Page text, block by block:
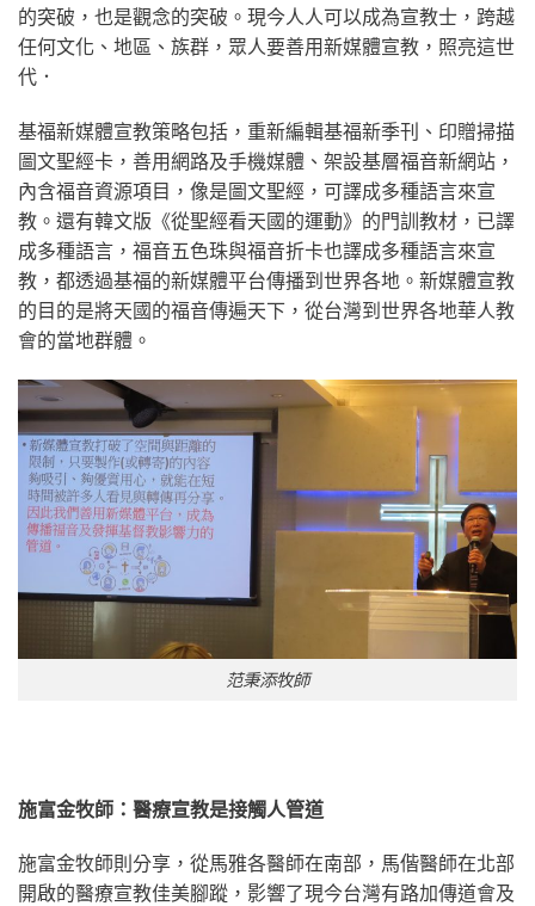
的突破，也是觀念的突破。現今人人可以成為宣教士，跨越
任何文化、地區、族群，眾人要善用新媒體宣教，照亮這世
代．
基福新媒體宣教策略包括，重新編輯基福新季刊、印贈掃描
圖文聖經卡，善用網路及手機媒體、架設基層福音新網站，
內含福音資源項目，像是圖文聖經，可譯成多種語言來宣
教。還有韓文版《從聖經看天國的運動》的門訓教材，已譯
成多種語言，福音五色珠與福音折卡也譯成多種語言來宣
教，都透過基福的新媒體平台傳播到世界各地。新媒體宣教
的目的是將天國的福音傳遍天下，從台灣到世界各地華人教
會的當地群體。
范秉添牧師
施富金牧師：醫療宣教是接觸人管道
施富金牧師則分享，從馬雅各醫師在南部，馬偕醫師在北部
開啟的醫療宣教佳美腳蹤，影響了現今台灣有路加傳道會及